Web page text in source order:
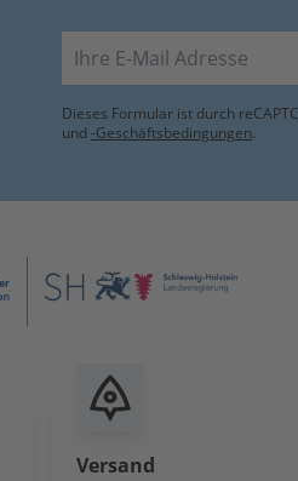
E-Mail
Dieses Formular ist durch
und -Geschäftsbedingungen.
Versand